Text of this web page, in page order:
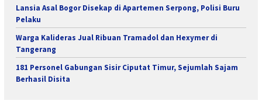
Lansia Asal Bogor Disekap di Apartemen Serpong, Polisi Buru
Pelaku
Warga Kalideras Jual Ribuan Tramadol dan Hexymer di
Tangerang
181 Personel Gabungan Sisir Ciputat Timur, Sejumlah Sajam
Berhasil Disita